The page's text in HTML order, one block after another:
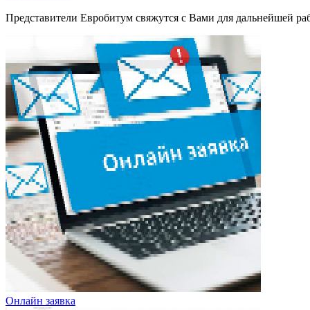
Представители Евробитум свяжутся с Вами для дальнейшей
Онлайн заявка